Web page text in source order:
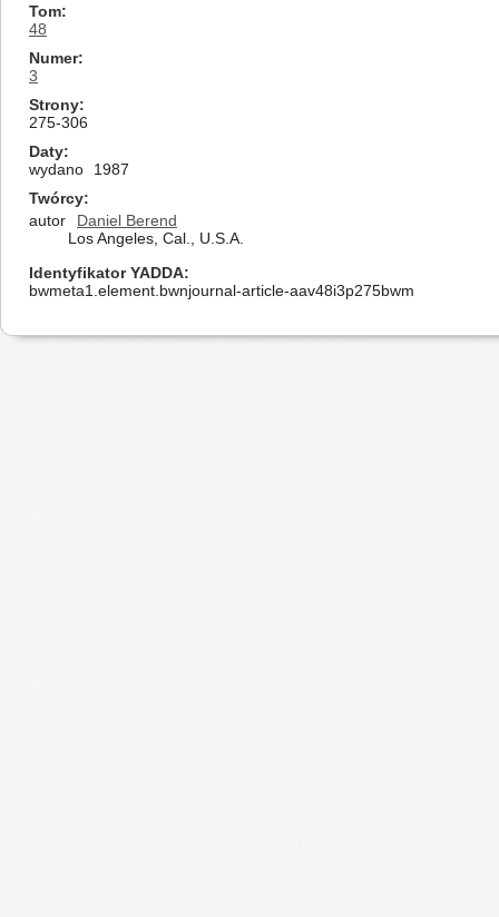
Tom
48
Numer
3
Strony
275-306
Daty
wydano
1987
Twórcy
autor
Daniel Berend
Los Angeles, Cal., U.S.A.
Identyfikator YADDA
bwmeta1.element.bwnjournal-article-aav48i3p275bwm